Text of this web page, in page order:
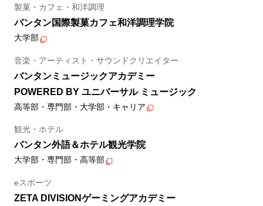
製菓・カフェ・和洋調理
バンタン国際製菓カフェ和洋調理学院
大学部
音楽・アーティスト・サウンドクリエイター
バンタンミュージックアカデミー
POWERED BY ユニバーサル ミュージック
高等部・専門部・大学部・キャリア
観光・ホテル
バンタン外語＆ホテル観光学院
大学部・専門部・高等部
eスポーツ
ZETA DIVISIONゲーミングアカデミー